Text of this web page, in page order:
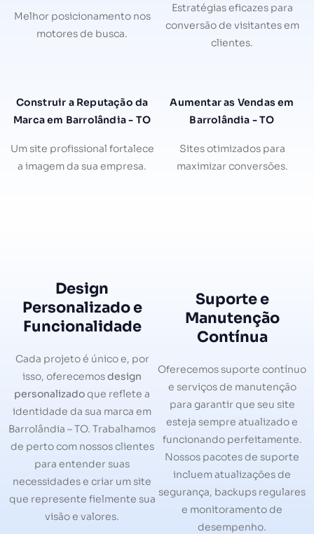
Melhor posicionamento nos
motores de busca.
Estratégias eficazes para
conversão de visitantes em
clientes.
Construir a Reputação da
Marca em Barrolândia - TO
Um site profissional fortalece
a imagem da sua empresa.
Aumentar as Vendas em
Barrolândia - TO
Sites otimizados para
maximizar conversões.
Design
Personalizado e
Funcionalidade
Cada projeto é único e, por
isso, oferecemosdesign
personalizadoque reflete a
identidade da sua marca em
Barrolândia – TO. Trabalhamos
de perto com nossos clientes
para entender suas
necessidades e criar um site
que represente fielmente sua
visão e valores.
Suporte e
Manutenção
Contínua
Oferecemos suporte contínuo
e serviços de manutenção
para garantir que seu site
esteja sempre atualizado e
funcionando perfeitamente.
Nossos pacotes de suporte
incluem atualizações de
segurança, backups regulares
e monitoramento de
desempenho.